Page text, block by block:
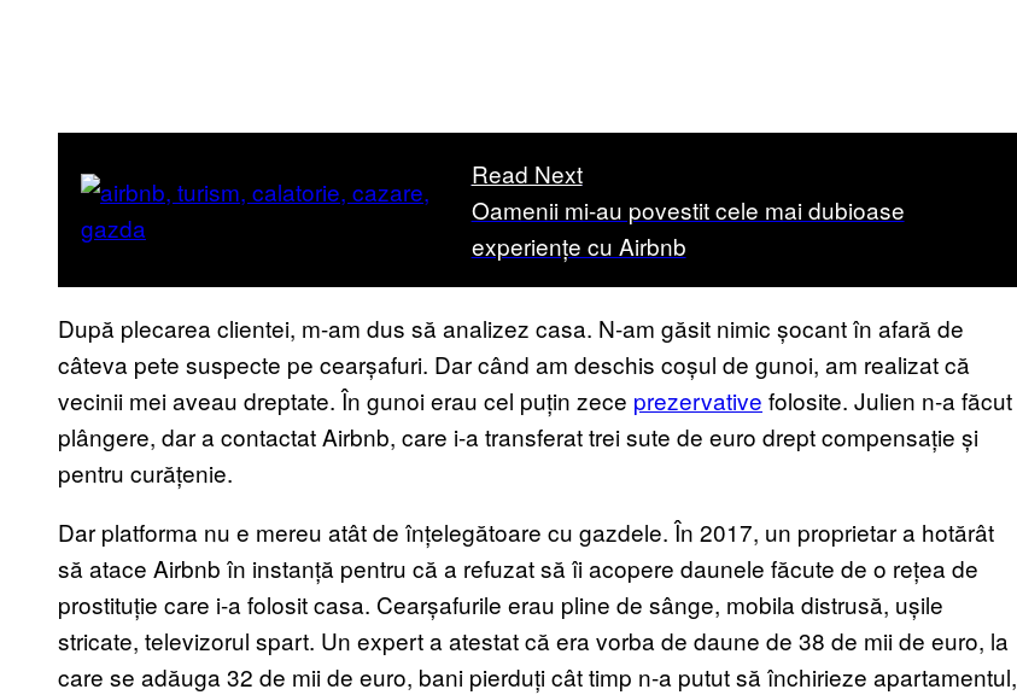
Read Next
Oamenii mi-au povestit cele mai dubioase
experiențe cu Airbnb
După plecarea clientei, m-am dus să analizez casa. N-am găsit nimic șocant în afară de
câteva pete suspecte pe cearșafuri. Dar când am deschis coșul de gunoi, am realizat că
vecinii mei aveau dreptate. În gunoi erau cel puțin zece prezervative folosite. Julien n-a făcut
plângere, dar a contactat Airbnb, care i-a transferat trei sute de euro drept compensație și
pentru curățenie.
Dar platforma nu e mereu atât de înțelegătoare cu gazdele. În 2017, un proprietar a hotărât
să atace Airbnb în instanță pentru că a refuzat să îi acopere daunele făcute de o rețea de
prostituție care i-a folosit casa. Cearșafurile erau pline de sânge, mobila distrusă, ușile
stricate, televizorul spart. Un expert a atestat că era vorba de daune de 38 de mii de euro, la
care se adăuga 32 de mii de euro, bani pierduți cât timp n-a putut să închirieze apartamentul,